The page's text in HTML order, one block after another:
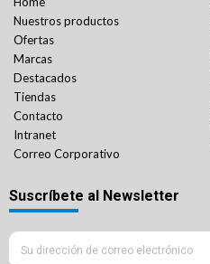
Nuestros productos
Ofertas
Marcas
Destacados
Tiendas
Contacto
Intranet
Correo Corporativo
Suscríbete al Newsletter